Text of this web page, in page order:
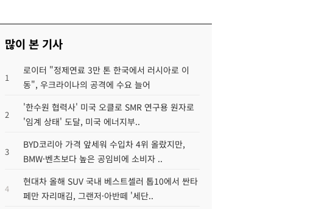
많이 본 기사
1
로이터 "정제연료 3만 톤 한국에서 러시아로 이
동", 우크라이나의 공격에 수요 늘어
2
'한수원 협력사' 미국 오클로 SMR 연구용 원자로
'임계 상태' 도달, 미국 에너지부..
3
BYD코리아 가격 앞세워 수입차 4위 올랐지만,
BMW·벤츠보다 높은 공임비에 소비자 ..
4
현대차 올해 SUV 국내 베스트셀러 톱10에서 싼타
페만 자리매김, 그랜저·아반떼 '세단..